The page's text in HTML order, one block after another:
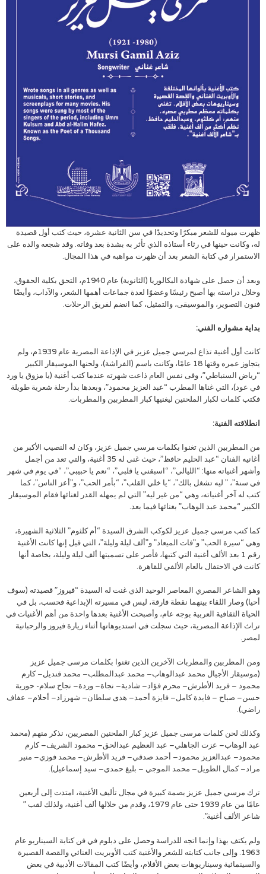
ظهرت ميوله للشعر مبكرًا وتحديدًا في سن الثانية عشرة، حيث كتب أول قصيدة
له، وكانت حينها في رثاء أستاذه الذي تأثر به بشدة بعد وفاته. وقد شجعه والده على
الاستمرار في كتابة الشعر بعد أن ظهرت مواهبه في هذا المجال.
وبعد أن حصل على شهادة البكالوريا (الثانوية) عام 1940م، التحق بكلية الحقوق،
وخلال دراسته بها أصبح رئيسًا وعضوًا لعدة جماعات أهمها الشعر، والآداب، وأيضًا
فنون التصوير، والموسيقى، والتمثيل، كما انضم لفريق الرحلات.
بداية مشواره الفني:
كانت أول أغنية تذاع لمرسي جميل عزيز في الإذاعة المصرية عام 1939م، ولم
يتجاوز عمره وقتها 18 عامًا، وكانت باسم (الفراشة)، ولحنها الموسيقار الكبير
“رياض السنباطي”، وفى نفس العام ذاعت شهرته عندما كتب أغنية (يا مزوق يا ورد
في عود)، التي غناها المطرب “عبد العزيز محمود”، وبعدها بدأ رحلة شعرية طويلة
فكتب كلمات لكبار الملحنين ليغنيها كبار المطربين والمطربات.
انطلاقته الفنية:
من المطربين الذين تغنوا بكلمات مرسي جميل عزيز، وكان له النصيب الأكبر من
أغانيه الفنان “عبد الحليم حافظ”، حيث غنى له 35 أغنية، والتي تعد من أجمل
وأشهر أغنياته منها: “الليالي”، “اسبقني يا قلبي”، “نعم يا حبيبي”، “في يوم في شهر
في سنة”، ” ليه تشغل بالك”، “يا خلي القلب”، “بأمر الحب”، و”أعز الناس”، كما
كتب له آخر أغنياته، وهي “من غير ليه” التي لم يمهله القدر لغنائها فقام الموسيقار
الكبير “محمد عبد الوهاب” بغنائها فيما بعد.
كما كتب مرسي جميل عزيز لكوكب الشرق السيدة “أم كلثوم” الثلاثية الشهيرة،
وهي “سيرة الحب” و”فات الميعاد” و”ألف ليلة وليلة”، التي قيل إنها كانت الأغنية
رقم 1 بعد الألف أغنية التي كتبها، فأصر على تسميتها ألف ليلة وليلة، بخاصة أنها
كانت في الاحتفال بالعام الألفي للقاهرة.
وهو الشاعر المصري المعاصر الوحيد الذي غنت له السيدة “فيروز” قصيدته (سوف
أحيا) وصار اللقاء بينهما نقطة فارقة، ليس في مسيرته الإبداعية فحسب، بل في
الحياة الثقافية العربية بوجه عام، وأصبحت الأغنية بعدها واحدة من أهم الأغنيات في
تراث الإذاعة المصرية، حيث سجلت في استديوهاتها أثناء زيارة فيروز والرحبانية
لمصر.
ومن المطربين والمطربات الآخرين الذين تغنوا بكلمات مرسى جميل عزيز
(موسيقار الأجيال محمد عبدالوهاب– محمد عبدالمطلب– محمد قنديل– كارم
محمود – فريد الأطرش– محرم فؤاد– شادية– نجاة– وردة– نجاح سلام- حورية
حسن– صباح – فايدة كامل– فايزة أحمد– هدى سلطان– شهرزاد– أحلام– عفاف
راضي).
وكذلك لحن كلمات مرسى جميل عزيز كبار الملحنين المصريين، نذكر منهم (محمد
عبد الوهاب– عزت الجاهلي– عبد العظيم عبدالحق– محمود الشريف– كارم
محمود– عبدالعزيز محمود– أحمد صدقي– فريد الأطرش– محمد فوزي– منير
مراد– كمال الطويل– محمد الموجي – بليغ حمدي– سيد إسماعيل).
ترك مرسي جميل عزيز بصمة كبيرة في مجال تأليف الأغنية، امتدت إلى أربعين
عامًا من عام 1939 حتى عام 1979، وقدم من خلالها ألف أغنية، ولذلك لقب ”
شاعر الألف أغنية”.
ولم يكتف بهذا وإنما اتجه للدراسة وحصل على دبلوم في فن كتابة السيناريو عام
1963. وإلى جانب كتابته للشعر والأغنية كتب الأوبريت الغنائي والقصة القصيرة
والسينمائية وسيناريوهات بعض الأفلام، وأيضًا كتب المقالات الأدبية في بعض